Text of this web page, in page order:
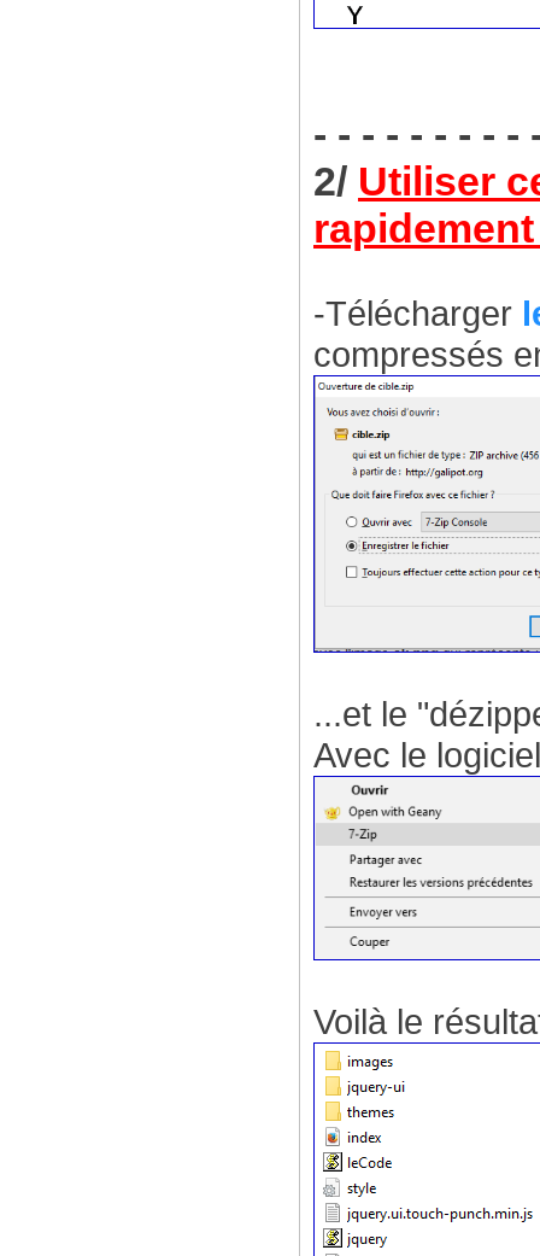
- - - - - - - - -
2/ Utiliser
-Télécharger
compressés
...et le
Avec le
Voilà le